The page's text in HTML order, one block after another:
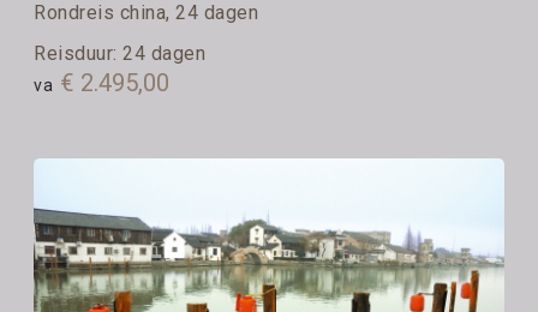
Rondreis china, 24 dagen
Reisduur: 24 dagen
va € 2.495,00